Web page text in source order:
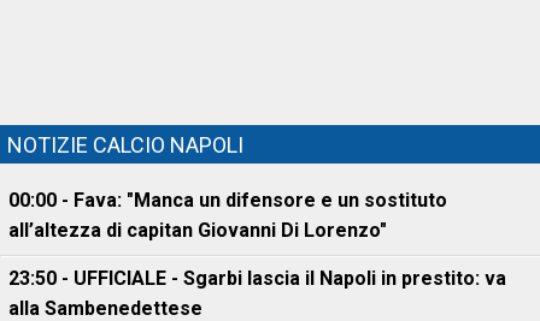
NOTIZIE CALCIO NAPOLI
00:00 - Fava: "Manca un difensore e un sostituto
all’altezza di capitan Giovanni Di Lorenzo"
23:50 - UFFICIALE - Sgarbi lascia il Napoli in prestito: va
alla Sambenedettese